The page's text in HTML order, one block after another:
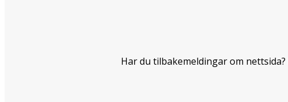
Har du tilbakemeldingar om